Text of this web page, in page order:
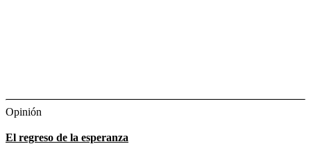
Opinión
El regreso de la esperanza